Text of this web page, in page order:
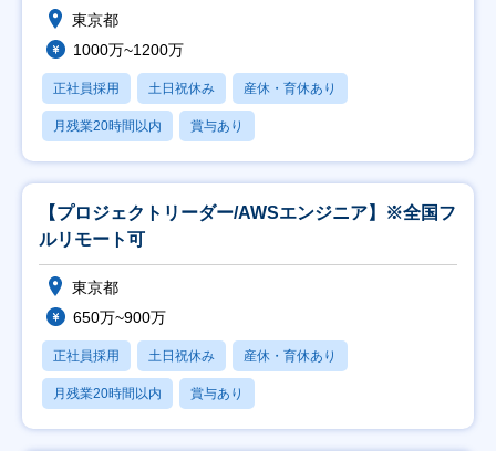
東京都
1000万~1200万
正社員採用 土日祝休み 産休・育休あり
月残業20時間以内 賞与あり
【プロジェクトリーダー/AWSエンジニア】※全国フ
ルリモート可
東京都
650万~900万
正社員採用 土日祝休み 産休・育休あり
月残業20時間以内 賞与あり